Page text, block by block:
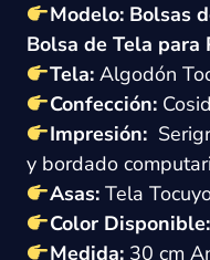
Modelo: Bolsas
Bolsa de Tela para
Tela:Algodón
Confección:
Impresión:
y bordado
Asas:Tela
Color Disponible:
Medida:30 cm